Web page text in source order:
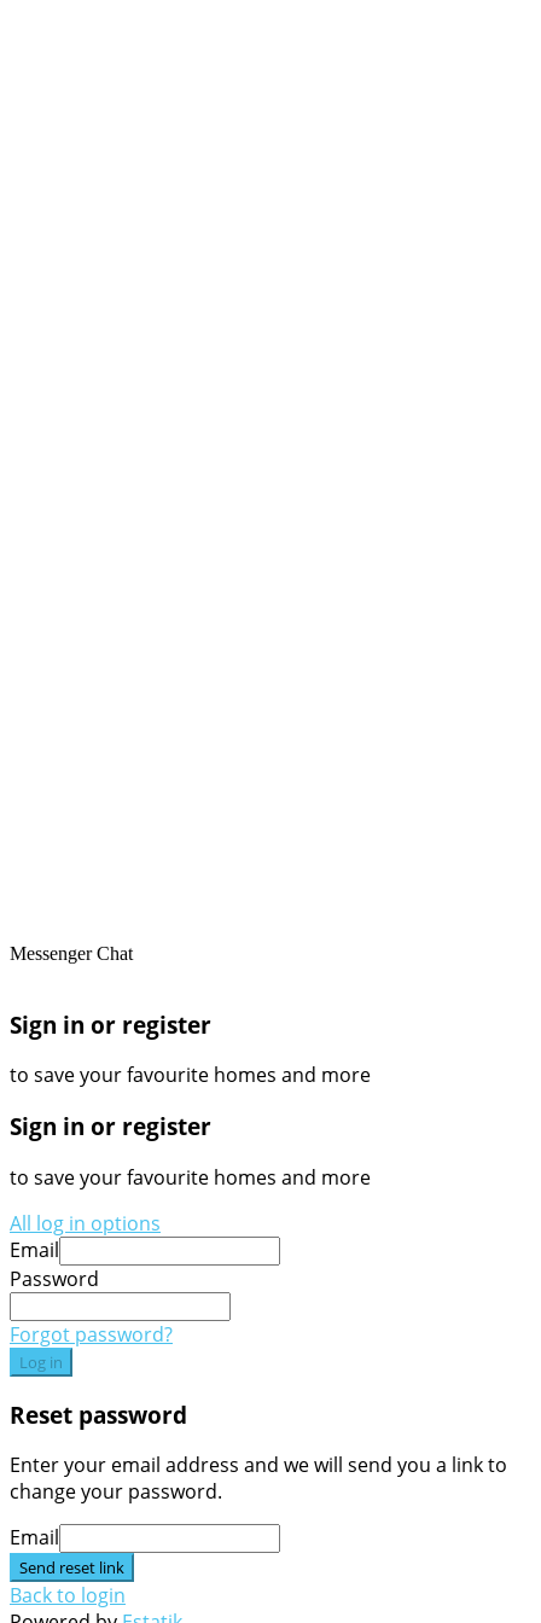
Messenger Chat
Sign in or register
to save your favourite homes and more
Sign in or register
to save your favourite homes and more
All log in options
Email
Password
Forgot password?
Log in
Reset password
Enter your email address and we will send you a link to
change your password.
Email
Send reset link
Back to login